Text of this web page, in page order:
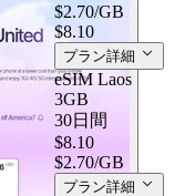
$2.70/GB
$8.10
プラン詳細
eSIM Laos
3GB
30日間
$8.10
$2.70/GB
プラン詳細